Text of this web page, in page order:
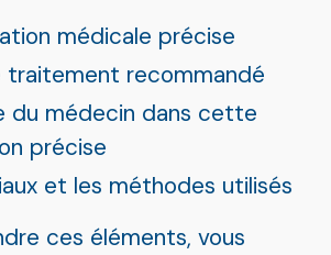
médicale précise
traitement recommandé
du médecin dans cette
précise
et les méthodes utilisés
ces éléments, vous